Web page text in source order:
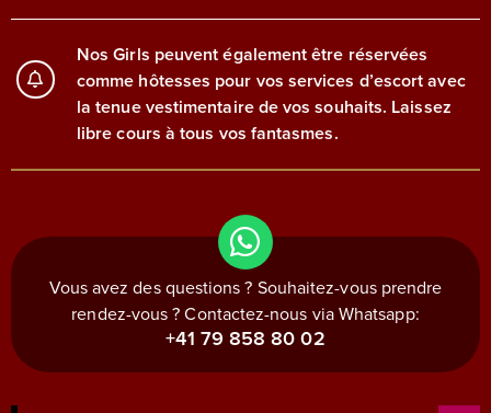
Nos Girls peuvent également être réservées
comme hôtesses pour vos services d’escort avec
la tenue vestimentaire de vos souhaits. Laissez
libre cours à tous vos fantasmes.
Vous avez des questions ? Souhaitez-vous prendre
rendez-vous ? Contactez-nous via Whatsapp:
+41 79 858 80 02